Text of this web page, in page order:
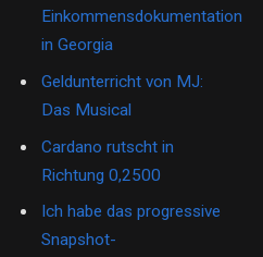
Einkommensdokumentation
in Georgia
Geldunterricht von MJ:
Das Musical
Cardano rutscht in
Richtung 0,2500
Ich habe das progressive
Snapshot-